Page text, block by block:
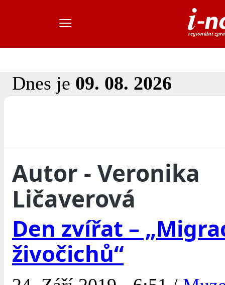
Dnes je 09. 08. 2026
Autor - Veronika
Ličaverová
Den zvířat –
živočichů“